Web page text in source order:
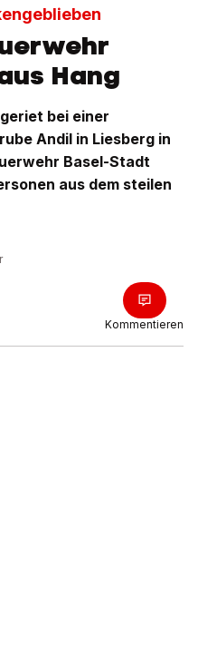
Hang
bei einer
Andil in Liesberg in
Basel-Stadt
aus dem steilen
Kommentieren